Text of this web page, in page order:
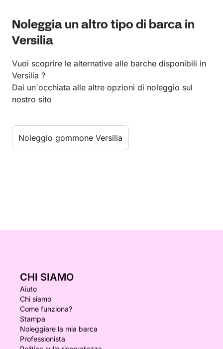
Noleggia un altro tipo di barca in
Versilia
Vuoi scoprire le alternative alle barche disponibili in
Versilia ?
Dai un'occhiata alle altre opzioni di noleggio sul
nostro sito
Noleggio gommone Versilia
CHI SIAMO
Aiuto
Chi siamo
Come funziona?
Stampa
Noleggiare la mia barca
Professionista